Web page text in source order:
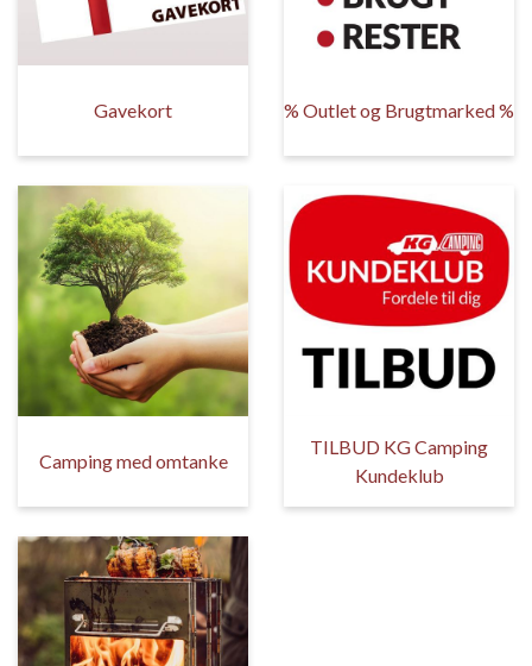
Gavekort % Outlet og Brugtmarked %
Camping med omtanke
TILBUD KG Camping
Kundeklub